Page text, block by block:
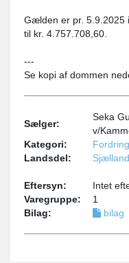
Gælden er pr. 5.9.2025
til kr. 4.757.708,60.
---
Se kopi af dommen
Sælger:
Seka
v/
Kategori:
Landsdel:
Sjælland
Eftersyn:
Intet
Varegruppe:
1
Bilag:
bilag